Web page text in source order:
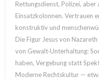
Rettungsdienst, Polizei, aber
Einsatzkolonnen. Vertrauen
konstruktiv und
Die Figur Jesus von
von Gewalt‑Unterhaltung:
haben, Vergebung statt
Moderne Rechtskultur —